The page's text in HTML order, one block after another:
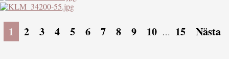
1 2 3 4 5 6 7 8 9 10 … 15 Nästa